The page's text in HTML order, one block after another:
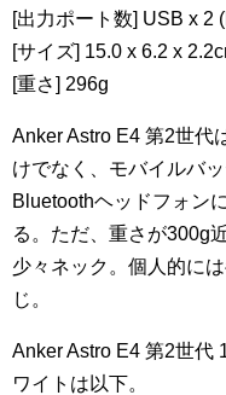
[出力ポート数] USB x 2
[サイズ] 15.0 x 6.2 x
[重さ] 296g
Anker Astro E4 第2世代
けでなく、モバイルバ
Bluetoothヘッドフォン
る。ただ、重さが300g
少々ネック。個人的に
じ。
Anker Astro E4 第2世代
ワイトは以下。